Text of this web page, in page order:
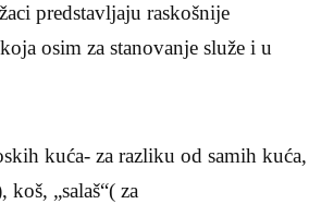
predstavljaju raskošnije
osim za stanovanje služe i u
kuća- za razliku od samih kuća,
„salaš“( za